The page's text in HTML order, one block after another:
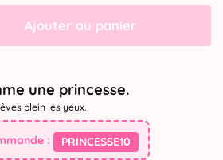
Ajouter au panier
une princesse.
plein les yeux.
: PRINCESSE10